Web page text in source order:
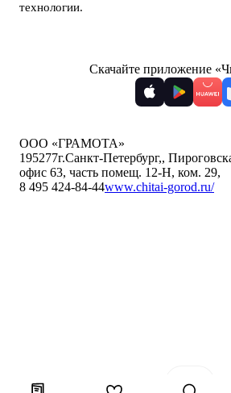
технологии.
Скачайте приложение
ООО «ГРАМОТА»
195277г.Санкт-Петербург,,
офис 63, часть помещ. 12-Н, ком. 29,
8 495 424-84-44www.chitai-gorod.ru/